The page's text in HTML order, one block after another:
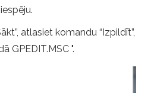
atlasiet komandu “Izpildīt”,
GPEDIT.MSC ".